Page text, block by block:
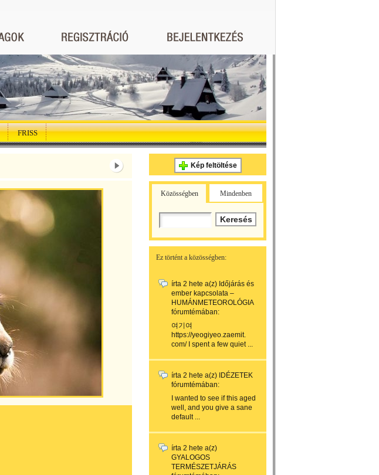
FRISS
Kép feltöltése
Közösségben Mindenben
Ez történt a közösségben:
írta 2 hete a(z) Időjárás és
ember kapcsolata –
HUMÁNMETEOROLÓGIA
fórumtémában:
여기여
https://yeogiyeo.zaemit.
com/ I spent a few quiet ...
írta 2 hete a(z) IDÉZETEK
fórumtémában:
I wanted to see if this aged
well, and you give a sane
default ...
írta 2 hete a(z)
GYALOGOS
TERMÉSZETJÁRÁS